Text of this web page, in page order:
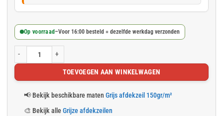
Op voorraad –Voor 16:00 besteld = dezelfde werkdag verzonden
Grijs afdekzeil 3x4m 150gr/m² aantal
TOEVOEGEN AAN WINKELWAGEN
📢 Bekijk beschikbare maten Grijs afdekzeil 150gr/m²
🎨 Bekijk alleGrijze afdekzeilen